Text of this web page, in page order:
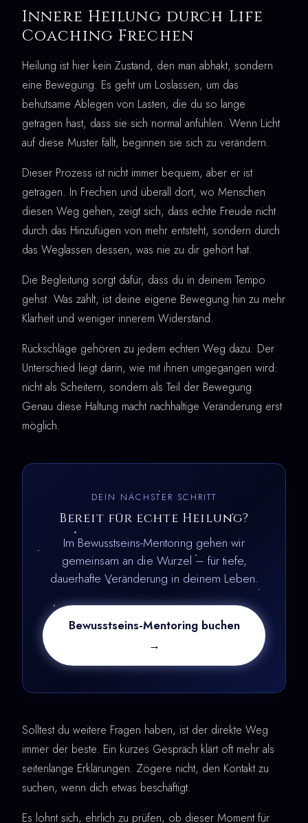
Innere Heilung durch Life
Coaching Frechen
Heilung ist hier kein Zustand, den man abhakt, sondern
eine Bewegung. Es geht um Loslassen, um das
behutsame Ablegen von Lasten, die du so lange
getragen hast, dass sie sich normal anfühlen. Wenn Licht
auf diese Muster fällt, beginnen sie sich zu verändern.
Dieser Prozess ist nicht immer bequem, aber er ist
getragen. In Frechen und überall dort, wo Menschen
diesen Weg gehen, zeigt sich, dass echte Freude nicht
durch das Hinzufügen von mehr entsteht, sondern durch
das Weglassen dessen, was nie zu dir gehört hat.
Die Begleitung sorgt dafür, dass du in deinem Tempo
gehst. Was zählt, ist deine eigene Bewegung hin zu mehr
Klarheit und weniger innerem Widerstand.
Rückschläge gehören zu jedem echten Weg dazu. Der
Unterschied liegt darin, wie mit ihnen umgegangen wird:
nicht als Scheitern, sondern als Teil der Bewegung.
Genau diese Haltung macht nachhaltige Veränderung erst
möglich.
DEIN NÄCHSTER SCHRITT
Bereit für echte Heilung?
Im Bewusstseins-Mentoring gehen wir
gemeinsam an die Wurzel – für tiefe,
dauerhafte Veränderung in deinem Leben.
Bewusstseins-Mentoring buchen
→
Solltest du weitere Fragen haben, ist der direkte Weg
immer der beste. Ein kurzes Gespräch klärt oft mehr als
seitenlange Erklärungen. Zögere nicht, den Kontakt zu
suchen, wenn dich etwas beschäftigt.
Es lohnt sich, ehrlich zu prüfen, ob dieser Moment für